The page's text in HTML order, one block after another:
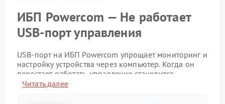
ИБП Powercom — Не работает
USB‑порт управления
USB‑порт на ИБП Powercom упрощает мониторинг и
настройку устройства через компьютер. Когда он
перестает работать, управление становится
неудобным, а контроль за состоянием батареи —
Читать далее